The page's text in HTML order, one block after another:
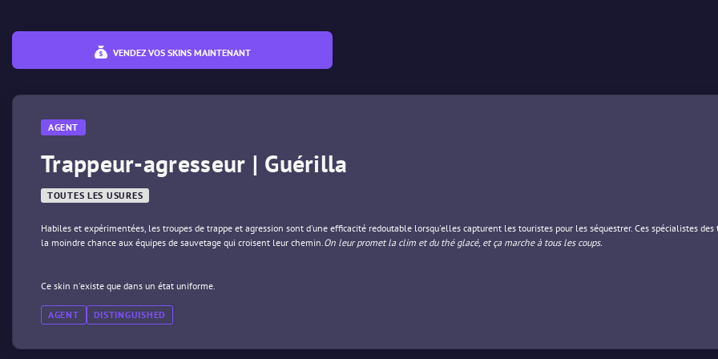
VENDEZ VOS SKINS MAINTENANT
AGENT
Trappeur-agresseur | Guérilla
TOUTES LES USURES
Habiles et expérimentées, les troupes de trappe et agression sont d'une efficacité redoutable lorsqu'elles capturent les touristes pour les séquestrer. Ces spécialistes
la moindre chance aux équipes de sauvetage qui croisent leur chemin.On leur promet la clim et du thé glacé, et ça marche à tous les coups.
Ce skin n'existe que dans un état uniforme.
AGENT DISTINGUISHED